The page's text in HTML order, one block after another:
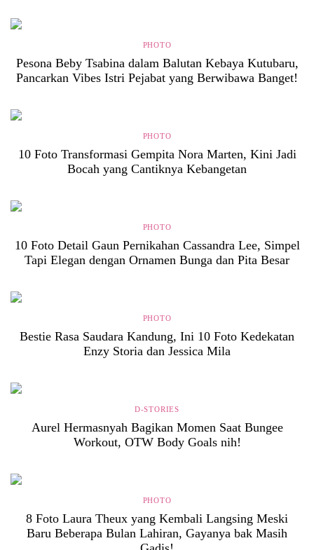
PHOTO
Pesona Beby Tsabina dalam Balutan Kebaya Kutubaru,
Pancarkan Vibes Istri Pejabat yang Berwibawa Banget!
PHOTO
10 Foto Transformasi Gempita Nora Marten, Kini Jadi
Bocah yang Cantiknya Kebangetan
PHOTO
10 Foto Detail Gaun Pernikahan Cassandra Lee, Simpel
Tapi Elegan dengan Ornamen Bunga dan Pita Besar
PHOTO
Bestie Rasa Saudara Kandung, Ini 10 Foto Kedekatan
Enzy Storia dan Jessica Mila
D-STORIES
Aurel Hermasnyah Bagikan Momen Saat Bungee
Workout, OTW Body Goals nih!
PHOTO
8 Foto Laura Theux yang Kembali Langsing Meski
Baru Beberapa Bulan Lahiran, Gayanya bak Masih